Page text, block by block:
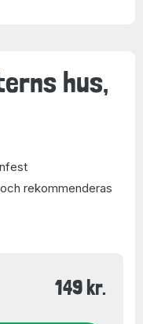
hus,
rekommenderas
149 kr.